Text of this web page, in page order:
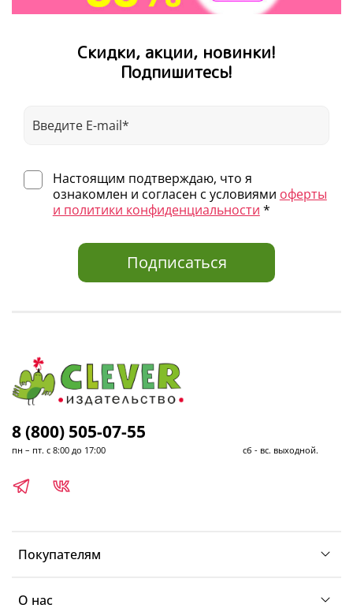
Скидки, акции, новинки!
Подпишитесь!
Настоящим подтверждаю, что я
ознакомлен и согласен с условиями оферты
и политики конфиденциальности *
Подписаться
Покупателям
О нас
8 (800) 505-07-55
пн – пт. с 8:00 до 17:00 сб - вс. выходной.